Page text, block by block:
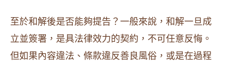
至於和解後是否能夠提告？一般來說，和解一旦成
立並簽署，是具法律效力的契約，不可任意反悔。
但如果內容違法、條款違反善良風俗，或是在過程